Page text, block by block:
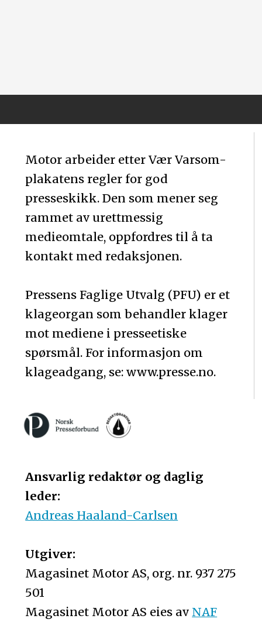
Motor arbeider etter Vær Varsom-
plakatens regler for god
presseskikk. Den som mener seg
rammet av urettmessig
medieomtale, oppfordres til å ta
kontakt med redaksjonen.
Pressens Faglige Utvalg (PFU) er et
klageorgan som behandler klager
mot mediene i presseetiske
spørsmål. For informasjon om
klageadgang, se: www.presse.no.
Ansvarlig redaktør og daglig
leder:
Andreas Haaland-Carlsen
Utgiver:
Magasinet Motor AS, org. nr. 937 275
501
Magasinet Motor AS eies av NAF